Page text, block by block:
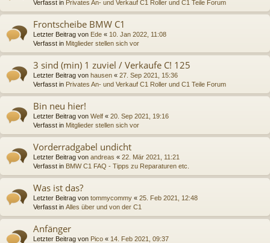
Verfasst in Privates An- und Verkauf C1 Roller und C1 Teile Forum
Frontscheibe BMW C1
Letzter Beitrag von Ede « 10. Jan 2022, 11:08
Verfasst in Mitglieder stellen sich vor
3 sind (min) 1 zuviel / Verkaufe C! 125
Letzter Beitrag von hausen « 27. Sep 2021, 15:36
Verfasst in Privates An- und Verkauf C1 Roller und C1 Teile Forum
Bin neu hier!
Letzter Beitrag von Welf « 20. Sep 2021, 19:16
Verfasst in Mitglieder stellen sich vor
Vorderradgabel undicht
Letzter Beitrag von andreas « 22. Mär 2021, 11:21
Verfasst in BMW C1 FAQ - Tipps zu Reparaturen etc.
Was ist das?
Letzter Beitrag von tommycommy « 25. Feb 2021, 12:48
Verfasst in Alles über und von der C1
Anfänger
Letzter Beitrag von Pico « 14. Feb 2021, 09:37